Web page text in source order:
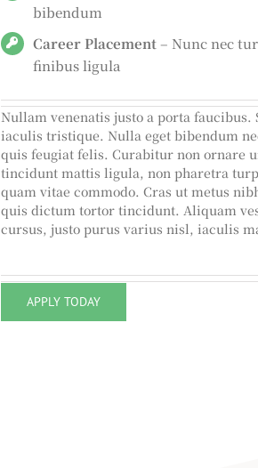
bibendum
Career Placement – Nunc nec
finibus ligula
Nullam venenatis justo a porta faucibus.
iaculis tristique. Nulla eget bibendum
quis feugiat felis. Curabitur non ornare
tincidunt mattis ligula, non pharetra
quam vitae commodo. Cras ut metus
quis dictum tortor tincidunt. Aliquam
cursus, justo purus varius nisl, iaculis
APPLY TODAY